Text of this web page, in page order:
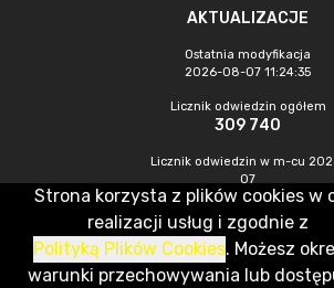
AKTUALIZACJE
Ostatnia modyfikacja
2026-08-07 11:24:35
Licznik odwiedzin ogółem
309 740
Licznik odwiedzin w m-cu
07
438
CMS & Hosting: Nefeni Sp. z o.o.
Strona korzysta z plików cookies w
realizacji usług i zgodnie z
Polityką Plików Cookies. Możesz
warunki przechowywania lub